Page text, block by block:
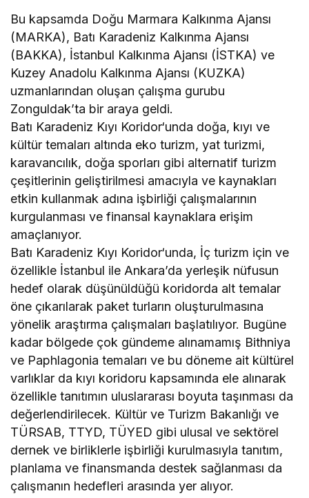
Bu kapsamda Doğu Marmara Kalkınma Ajansı
(MARKA), Batı Karadeniz Kalkınma Ajansı
(BAKKA), İstanbul Kalkınma Ajansı (İSTKA) ve
Kuzey Anadolu Kalkınma Ajansı (KUZKA)
uzmanlarından oluşan çalışma gurubu
Zonguldak’ta bir araya geldi.
Batı Karadeniz Kıyı Koridor‘unda doğa, kıyı ve
kültür temaları altında eko turizm, yat turizmi,
karavancılık, doğa sporları gibi alternatif turizm
çeşitlerinin geliştirilmesi amacıyla ve kaynakları
etkin kullanmak adına işbirliği çalışmalarının
kurgulanması ve finansal kaynaklara erişim
amaçlanıyor.
Batı Karadeniz Kıyı Koridor‘unda, İç turizm için ve
özellikle İstanbul ile Ankara’da yerleşik nüfusun
hedef olarak düşünüldüğü koridorda alt temalar
öne çıkarılarak paket turların oluşturulmasına
yönelik araştırma çalışmaları başlatılıyor. Bugüne
kadar bölgede çok gündeme alınamamış Bithniya
ve Paphlagonia temaları ve bu döneme ait kültürel
varlıklar da kıyı koridoru kapsamında ele alınarak
özellikle tanıtımın uluslararası boyuta taşınması da
değerlendirilecek. Kültür ve Turizm Bakanlığı ve
TÜRSAB, TTYD, TÜYED gibi ulusal ve sektörel
dernek ve birliklerle işbirliği kurulmasıyla tanıtım,
planlama ve finansmanda destek sağlanması da
çalışmanın hedefleri arasında yer alıyor.